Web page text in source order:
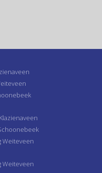
Weiteveen
Weiteveen